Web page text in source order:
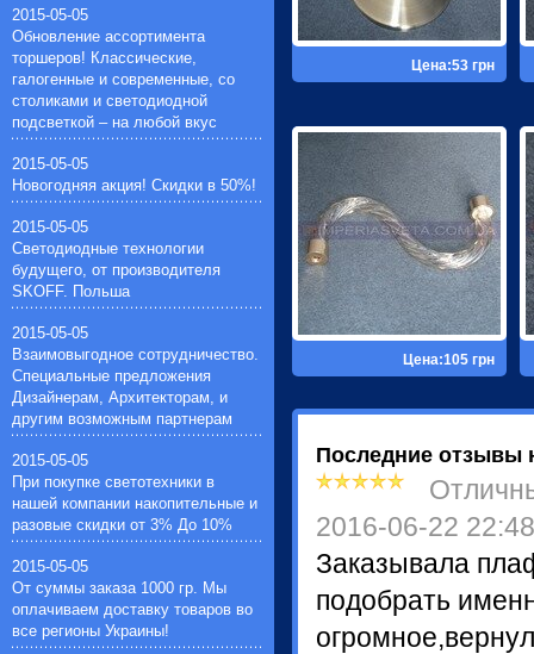
Цена:53 грн
Цена:105 грн
Последние отзывы
2016-06-22 22:48
Заказывала
подобрать
Импульсные зажигающие
устройства(1)
Устройства защиты галогенных
ламп(1)
ртутные лампочки(4)
натриевые лампочки(4)
лампочки общего назначения(11)
2015-05-05
Обновление ассортимента
торшеров! Классические,
галогенные и современные, со
столиками и светодиодной
подсветкой – на любой вкус
2015-05-05
Новогодняя акция! Скидки в 50%!
2015-05-05
Светодиодные технологии
будущего, от производителя
SKOFF. Польша
2015-05-05
Взаимовыгодное сотрудничество.
Специальные предложения
Дизайнерам, Архитекторам, и
другим возможным партнерам
2015-05-05
При покупке светотехники в
нашей компании накопительные и
разовые скидки от 3% До 10%
2015-05-05
От суммы заказа 1000 гр. Мы
оплачиваем доставку товаров во
все регионы Украины!